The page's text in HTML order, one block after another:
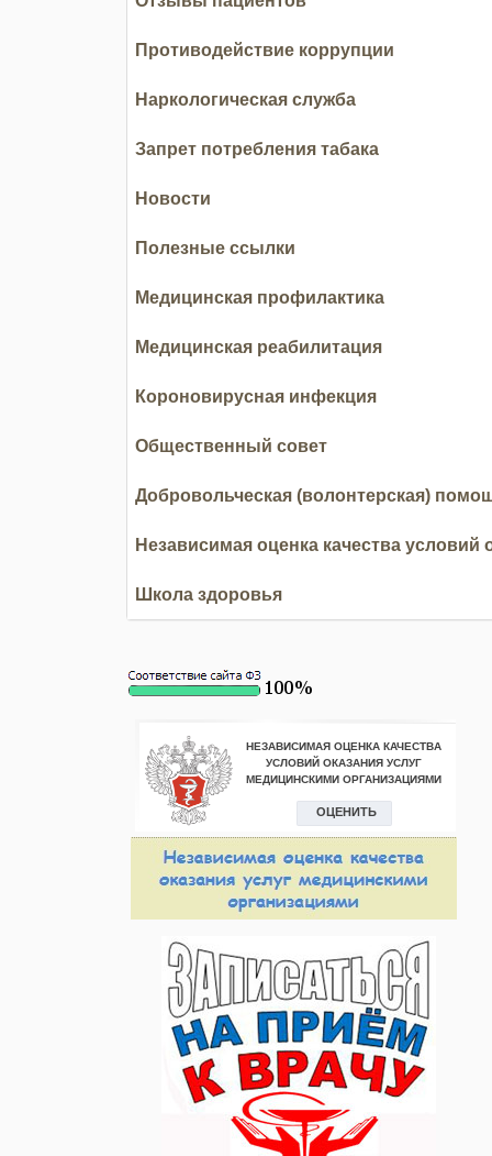
Противодействие коррупции
Наркологическая служба
Запрет потребления табака
Новости
Полезные ссылки
Медицинская профилактика
Медицинская реабилитация
Короновирусная инфекция
Общественный совет
Добровольческая (волонтерская)
Независимая оценка качества условий
Школа здоровья